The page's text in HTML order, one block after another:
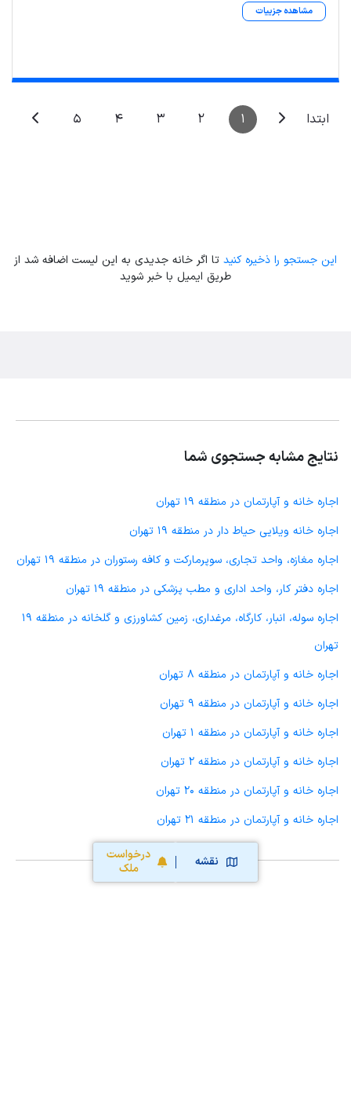
نقشه
درخواست
ملک
مشاهده جزییات
ابتدا 1
2
3
4
5
این جستجو را ذخیره کنید تا اگر خانه جدیدی به این لیست اضافه شد از
طریق ایمیل با خبر شوید
نتایج مشابه جستجوی شما
اجاره خانه و آپارتمان در منطقه 19 تهران
اجاره خانه ویلایی حیاط دار در منطقه 19 تهران
اجاره مغازه، واحد تجاری، سوپرمارکت و کافه رستوران در منطقه 19 تهران
اجاره دفتر کار، واحد اداری و مطب پزشکی در منطقه 19 تهران
اجاره سوله، انبار، کارگاه، مرغداری، زمین کشاورزی و گلخانه در منطقه 19
تهران
اجاره خانه و آپارتمان در منطقه 8 تهران
اجاره خانه و آپارتمان در منطقه 9 تهران
اجاره خانه و آپارتمان در منطقه 1 تهران
اجاره خانه و آپارتمان در منطقه 2 تهران
اجاره خانه و آپارتمان در منطقه 20 تهران
اجاره خانه و آپارتمان در منطقه 21 تهران